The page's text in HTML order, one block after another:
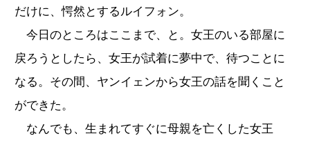
だけに、愕然とするルイフォン。
今日のところはここまで、と。女王のいる部屋に
戻ろうとしたら、女王が試着に夢中で、待つことに
なる。その間、ヤンイェンから女王の話を聞くこと
ができた。
なんでも、生まれてすぐに母親を亡くした女王